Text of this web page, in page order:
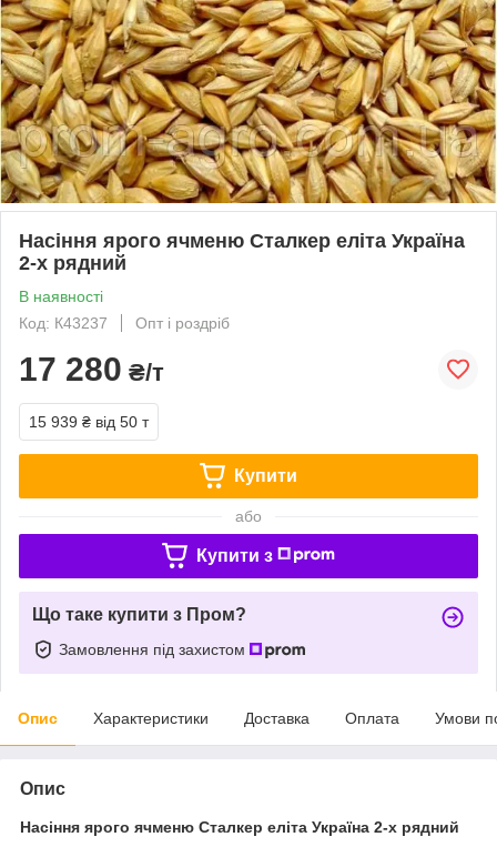
Насіння ярого ячменю Сталкер еліта Україна
2-х рядний
В наявності
Код: К43237
Опт і роздріб
17 280 ₴/т
15 939 ₴ від 50 т
Купити
або
Купити з
Що таке купити з Пром?
Замовлення під захистом
Опис Характеристики Доставка Оплата Умови
Опис
Насіння ярого ячменю Сталкер еліта Україна 2-х рядний